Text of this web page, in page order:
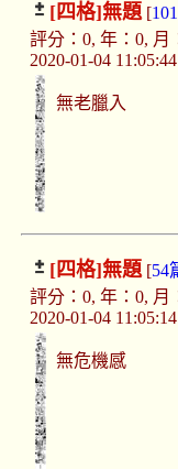
[四格]無題[
評分：0, 年：0, 月
2020-01-04 11:05:44
無老臘入
[四格]無題[54
評分：0, 年：0, 月
2020-01-04 11:05:14
無危機感